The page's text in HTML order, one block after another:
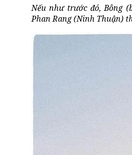
Nếu như trước đó, Bông
Phan Rang (Ninh Thuận)